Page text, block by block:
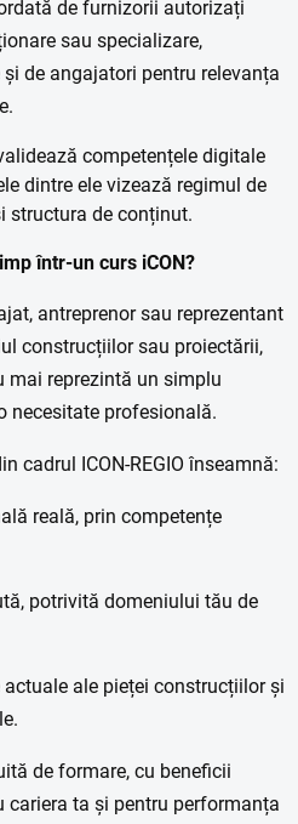
de furnizorii autorizați
sau specializare,
de angajatori pentru relevanța
competențele digitale
dintre ele vizează regimul de
structura de conținut.
într-un curs iCON?
antreprenor sau reprezentant
construcțiilor sau proiectării,
mai reprezintă un simplu
necesitate profesională.
cadrul ICON-REGIO înseamnă:
reală, prin competențe
potrivită domeniului tău de
ale pieței construcțiilor și
de formare, cu beneficii
cariera ta și pentru performanța